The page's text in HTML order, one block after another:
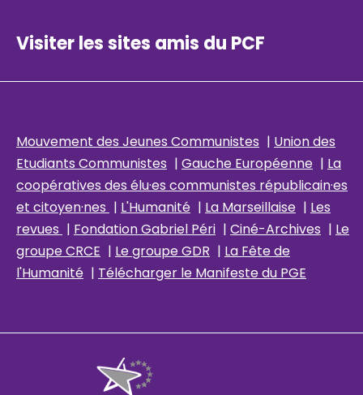
Visiter les sites amis du PCF
Mouvement des Jeunes Communistes | Union des
Etudiants Communistes | Gauche Européenne | La
coopératives des élu·es communistes républicain·es
et citoyen·nes | L'Humanité | La Marseillaise | Les
revues | Fondation Gabriel Péri | Ciné-Archives | Le
groupe CRCE | Le groupe GDR | La Fête de
l'Humanité | Télécharger le Manifeste du PGE